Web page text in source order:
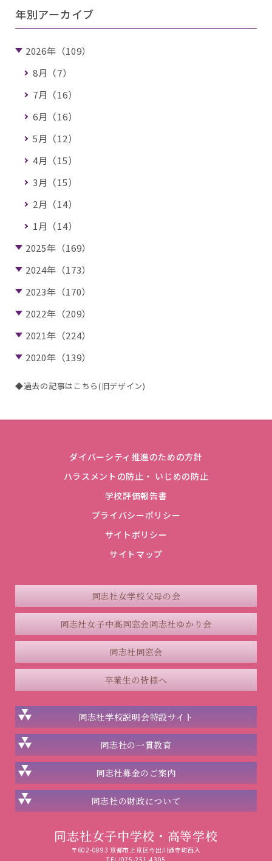
年別アーカイブ
2026年（109）
8月（7）
7月（16）
6月（16）
5月（12）
4月（15）
3月（15）
2月（14）
1月（14）
2025年（169）
2024年（173）
2023年（170）
2022年（209）
2021年（224）
2020年（139）
◆過去の記事はこちら(旧デザイン)
ダイバーシティ推進のための方針
ハラスメントの防止・ いじめの防止
学校評価報告書
プライバシーポリシー
サイトポリシー
サイトマップ
同志社女学校父母の会
同志社女子中高同窓会同志社ゆかり会
同志社同窓会
卒業生の皆様へ
同志社学校説明会特設サイト
同志社の一貫教育
同志社募金のご案内
同志社の財政について
同志社女子中学校・高等学校
〒602-0893 京都市上京区今出川通寺町西入